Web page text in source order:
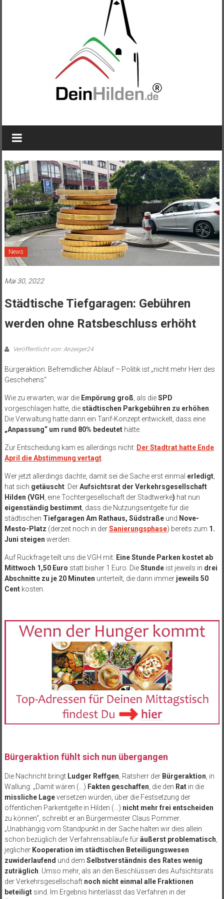
News
Mai 30, 2022
Städtische Tiefgaragen: Gebühren
werden ohne Ratsbeschluss erhöht
Veröffentlicht von: Anzeiger24
Bürgeraktion: Befremdlicher Ablauf – Politik ist „nicht mehr Herr des
Geschehens“
Wie zu erwarten, war die Empörung groß , als dieSPD
vorgeschlagen hatte, die städtischen Parkgebühren zu erhöhen
Die Verwaltung hatte dann ein Tarif-Konzept entwickelt, dass eine
„Anpassung“ um rund 80% bedeutethätte.
Zur Entscheidung kam es allerdings nicht: Der Stadtrat hatte Ende
April die Abstimmung vertagt.
Wer jetzt allerdings dachte, damit sei die Sache erst einmal erledigt,
hat sich getäuscht: DerAufsichtsrat der Verkehrsgesellschaft
Hilden (VGH , eine Tochtergesellschaft der Stadtwerke) hat nun
eigenständig bestimmt, dass die Nutzungsentgelte für die
städtischen Tiefgaragen Am Rathaus, Südstraßeund Nove-
Mesto-Platz (derzeit noch in derSanierungsphase) bereits zum 1.
Juni steigen werden.
Auf Rückfrage teilt uns die VGH mit: Eine Stunde Parken kostet ab
Mittwoch 1,50 Euro statt bisher 1 Euro. DieStundeist jeweils in drei
Abschnitte zu je 20 Minuten unterteilt, die dann immer jeweils 50
Centkosten.
Bürgeraktion fühlt sich nun übergangen
Die Nachricht bringt Ludger Reffgen , Ratsherr der Bürgeraktion , in
Wallung: „Damit wären (…) Fakten geschaffen , die den Ratin die
missliche Lageversetzen würden, über die Festsetzung der
öffentlichen Parkentgelte in Hilden (…) nicht mehr frei entscheiden
zu können“, schreibt er an Bürgermeister Claus Pommer.
„Unabhängig vom Standpunkt in der Sache halten wir dies allein
schon bezüglich der Verfahrensabläufe füräußerst problematisch
jeglicher Kooperation im städtischen Beteiligungswesen
zuwiderlaufend und dem Selbstverständnis des Rates wenig
zuträglich . Umso mehr, als an den Beschlüssen des Aufsichtsrats
der Verkehrsgesellschaft noch nicht einmal alle Fraktionen
beteiligtsind. Im Ergebnis hinterlässt das Verfahren in der